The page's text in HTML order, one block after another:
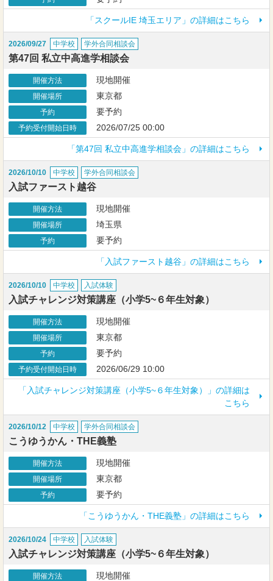
「スクールIE 埼玉エリア」の詳細はこちら
2026/09/27 中学校 学外合同相談会
第47回 私立中高進学相談会
開催方法 現地開催
開催場所 東京都
予約 要予約
予約受付開始日時 2026/07/25 00:00
「第47回 私立中高進学相談会」の詳細はこちら
2026/10/10 中学校 学外合同相談会
入試ファースト越谷
開催方法 現地開催
開催場所 埼玉県
予約 要予約
「入試ファースト越谷」の詳細はこちら
2026/10/10 中学校 入試体験
入試チャレンジ対策講座（小学5~６年生対象）
開催方法 現地開催
開催場所 東京都
予約 要予約
予約受付開始日時 2026/06/29 10:00
「入試チャレンジ対策講座（小学5~６年生対象）」の詳細は
こちら
2026/10/12 中学校 学外合同相談会
こうゆうかん・THE義塾
開催方法 現地開催
開催場所 東京都
予約 要予約
「こうゆうかん・THE義塾」の詳細はこちら
2026/10/24 中学校 入試体験
入試チャレンジ対策講座（小学5~６年生対象）
開催方法 現地開催